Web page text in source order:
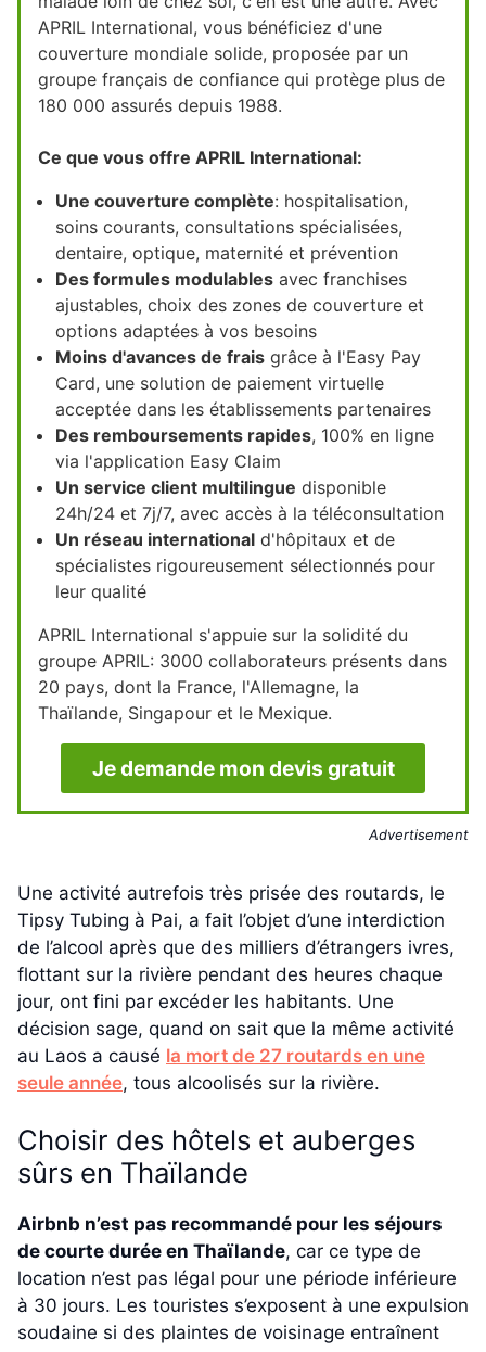
APRIL International, vous bénéficiez d'une
couverture mondiale solide, proposée par un
groupe français de confiance qui protège plus de
180 000 assurés depuis 1988.
Ce que vous offre APRIL International:
Une couverture complète: hospitalisation,
soins courants, consultations spécialisées,
dentaire, optique, maternité et prévention
Des formules modulables avec franchises
ajustables, choix des zones de couverture et
options adaptées à vos besoins
Moins d'avances de frais grâce à l'Easy Pay
Card, une solution de paiement virtuelle
acceptée dans les établissements partenaires
Des remboursements rapides, 100% en ligne
via l'application Easy Claim
Un service client multilingue disponible
24h/24 et 7j/7, avec accès à la téléconsultation
Un réseau international d'hôpitaux et de
spécialistes rigoureusement sélectionnés pour
leur qualité
APRIL International s'appuie sur la solidité du
groupe APRIL: 3000 collaborateurs présents dans
20 pays, dont la France, l'Allemagne, la
Thaïlande, Singapour et le Mexique.
Je demande mon devis gratuit
Advertisement
Une activité autrefois très prisée des routards, le
Tipsy Tubing à Pai, a fait l’objet d’une interdiction
de l’alcool après que des milliers d’étrangers ivres,
flottant sur la rivière pendant des heures chaque
jour, ont fini par excéder les habitants. Une
décision sage, quand on sait que la même activité
au Laos a causé la mort de 27 routards en une
seule année, tous alcoolisés sur la rivière.
Choisir des hôtels et auberges
sûrs en Thaïlande
Airbnb n’est pas recommandé pour les séjours
de courte durée en Thaïlande, car ce type de
location n’est pas légal pour une période inférieure
à 30 jours. Les touristes s’exposent à une expulsion
soudaine si des plaintes de voisinage entraînent